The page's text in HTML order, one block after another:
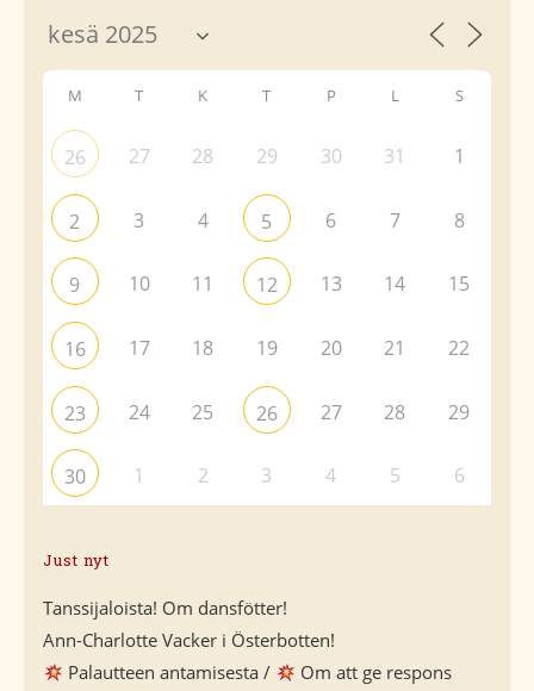
M T K T P L S
26 27 28 29 30 31 1
2 3 4 5 6 7 8
9 10 11 12 13 14 15
16 17 18 19 20 21 22
23 24 25 26 27 28 29
30 1 2 3 4 5 6
Just nyt
Tanssijaloista! Om dansfötter!
Ann-Charlotte Vacker i Österbotten!
Palautteen antamisesta /
Om att ge respons